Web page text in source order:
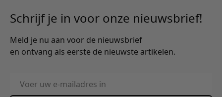
Schrijf je in voor onze nieuwsbrief!
Meld je nu aan voor de nieuwsbrief
en ontvang als eerste de nieuwste artikelen.
E-mailadres